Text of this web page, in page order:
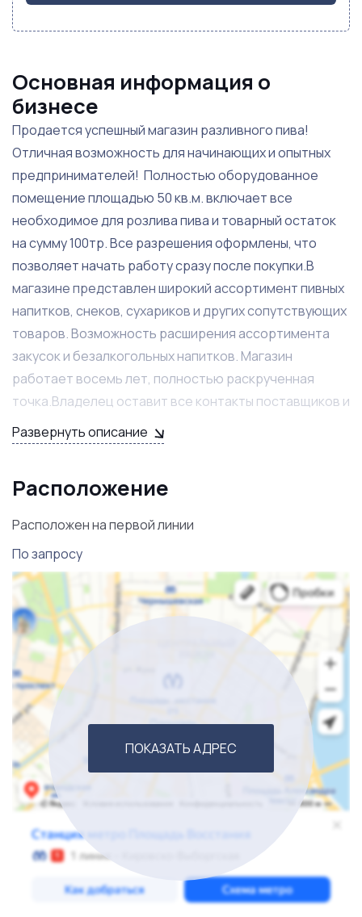
Основная информация о
бизнесе
Продается успешный магазин разливного пива!
Отличная возможность для начинающих и опытных
предпринимателей! Полностью оборудованное
помещение площадью 50 кв.м. включает все
необходимое для розлива пива и товарный остаток
на сумму 100тр. Все разрешения оформлены, что
позволяет начать работу сразу после покупки.В
магазине представлен широкий ассортимент пивных
напитков, снеков, сухариков и других сопутствующих
товаров. Возможность расширения ассортимента
закусок и безалкогольных напитков. Магазин
работает восемь лет, полностью раскрученная
точка.Владелец оставит все контакты поставщиков и
готов дать необходимые консультации и помочь на
первых этапах бизнеса.Готовый рабочий магазин без
владельцем прибыльного бизнеса! Для получения
просмотра звоните по указанному телефону.
Развернуть описание
Расположение
Расположен на первой линии
По запросу
ПОКАЗАТЬ АДРЕС